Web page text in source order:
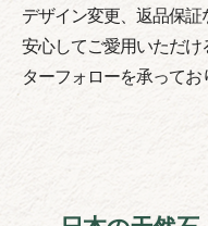
デザイン変更、返品保
安心してご愛用いただ
ターフォローを承ってお